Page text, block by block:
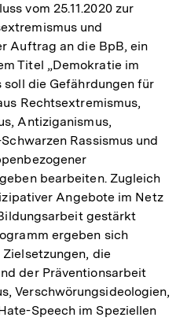
vom 25.11.2020 zur
und
Auftrag an die BpB, ein
Titel „Demokratie im
soll die Gefährdungen für
Rechtsextremismus,
Antiziganismus,
Rassismus und
bearbeiten. Zugleich
Angebote im Netz
gestärkt
ergeben sich
die
der Präventionsarbeit
Verschwörungsideologien,
Speech im Speziellen